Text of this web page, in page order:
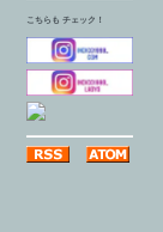
こちらも チェック！